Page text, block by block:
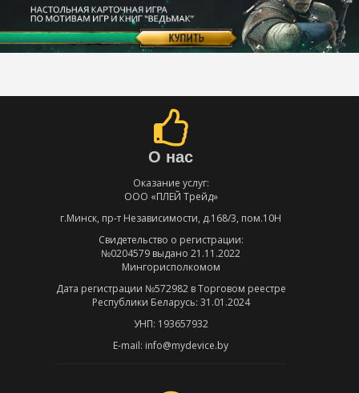
О нас
Оказание услуг:
ООО «ПЛЕЙ Трейд»
г.Минск, пр-т Независимости, д.168/3, пом.10Н
Свидетельство о регистрации:
№0204579 выдано 21.11.2022
Мингорисполкомом
Дата регистрации №572982 в Торговом реестре
Республики Беларусь: 31.01.2024
УНП: 193657932
E-mail: info@mydevice.by